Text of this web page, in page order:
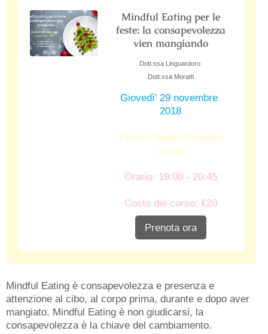
Mindful Eating per le
feste: la consapevolezza
vien mangiando
Dott.ssa Linguardoro
Dott.ssa Moratti
Giovedì' 29 novembre
2018
Presso Studio Granello
Salus
Orario: 19:00 - 20:45
Costo del corso: €20
Prenota ora
Mindful Eating è consapevolezza e presenza e
attenzione al cibo, al corpo prima, durante e dopo aver
mangiato. Mindful Eating è non giudicarsi, la
consapevolezza è la chiave del cambiamento.